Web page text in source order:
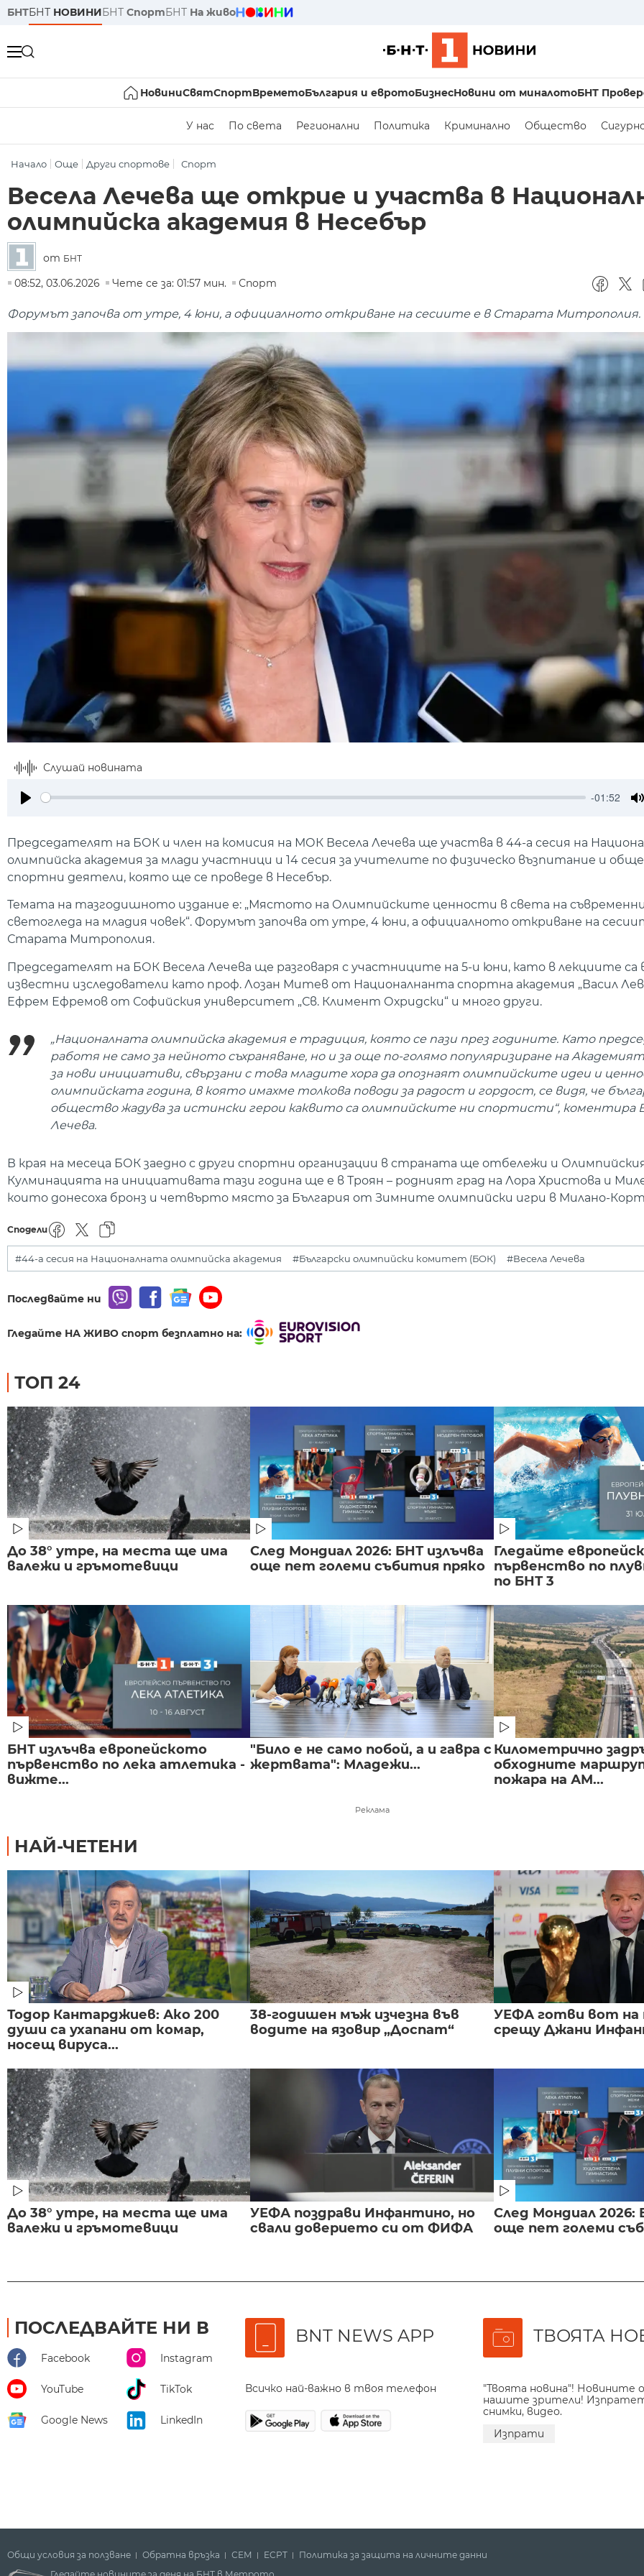
БНТБНТ НОВИНИБНТ СпортБНТ На живо
НовиниСвятСпортВреметоБългария и евротоБизнесНовини от миналотоБНТ
У нас По света Регионални Политика Криминално Общество
Начало Още Други спортове Спорт
Весела Лечева ще открие и участва в
олимпийска академия в Несебър
от БНТ
08:52, 03.06.2026
Чете се за: 01:57 мин. Спорт
Форумът започва от утре, 4 юни, а официалното откриване на сесиите е в Старата Митрополия.
Слушай новината
-01:52
Председателят на БОК и член на комисия на МОК Весела Лечева ще участва в 44-а сесия на
олимпийска академия за млади участници и 14 сесия за учителите по физическо възпитание и
спортни деятели, която ще се проведе в Несебър.
Темата на тазгодишното издание е: „Мястото на Олимпийските ценности в света на
светогледа на младия човек“. Форумът започва от утре, 4 юни, а официалното откриване на
Старата Митрополия.
Председателят на БОК Весела Лечева ще разговаря с участниците на 5-и юни, като в лекциите са
известни изследователи като проф. Лозан Митев от Националнанта спортна академия „Васил
Ефрем Ефремов от Софийския университет „Св. Климент Охридски“ и много други.
„Националната олимпийска академия е традиция, която се пази през годините. Като
работя не само за нейното съхраняване, но и за още по-голямо популяризиране на
за нови инициативи, свързани с това младите хора да опознаят олимпийските идеи и
олимпийската година, в която имахме толкова поводи за радост и гордост, се видя, че
общество жадува за истински герои каквито са олимпийските ни спортисти“, коментира
Лечева.
В края на месеца БОК заедно с други спортни организации в страната ще отбележи и
Кулминацията на инициативата тази година ще е в Троян – родният град на Лора Христова и
които донесоха бронз и четвърто място за България от Зимните олимпийски игри в Милано-
Сподели
#44-а сесия на Националната олимпийска академия #Български олимпийски комитет (БОК) #Весела Лечева
Последвайте ни
Гледайте НА ЖИВО спорт безплатно на:
ТОП 24
До 38° утре, на места ще има
валежи и гръмотевици
След Мондиал 2026: БНТ излъчва
още пет големи събития пряко
Гледайте
първенство по
по БНТ 3
БНТ излъчва европейското
първенство по лека атлетика -
вижте...
"Било е не само побой, а и гавра с
жертвата": Младежи...
Километрично
обходните
пожара на АМ...
Реклама
НАЙ-ЧЕТЕНИ
Тодор Кантарджиев: Ако 200
души са ухапани от комар,
носещ вируса...
38-годишен мъж изчезна във
водите на язовир „Доспат“
УЕФА готви вот на
срещу Джани
До 38° утре, на места ще има
валежи и гръмотевици
УЕФА поздрави Инфантино, но
свали доверието си от ФИФА
След Мондиал 2026:
още пет големи
ПОСЛЕДВАЙТЕ НИ В
Facebook Instagram
YouTube TikTok
Google News LinkedIn
BNT NEWS APP
Всичко най-важно в твоя телефон
ТВОЯТА
"Твоята новина"! Новините
нашите зрители!
снимки, видео.
Изпрати
Общи условия за ползване Обратна връзка СЕМ ECPT Политика за защита на личните данни